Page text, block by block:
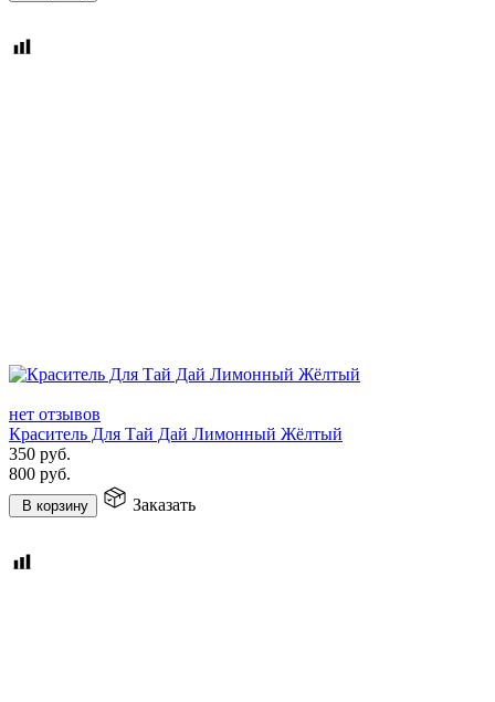
нет отзывов
Краситель Для Тай Дай Лимонный Жёлтый
350 руб.
800 руб.
В корзину Заказать